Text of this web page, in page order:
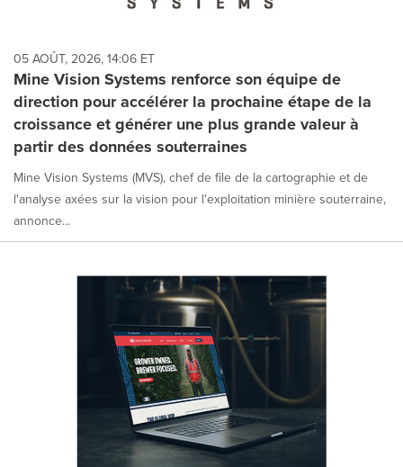
05 AOÛT, 2026, 14:06 ET
Mine Vision Systems renforce son équipe de
direction pour accélérer la prochaine étape de la
croissance et générer une plus grande valeur à
partir des données souterraines
Mine Vision Systems (MVS), chef de file de la cartographie et de
l'analyse axées sur la vision pour l'exploitation minière souterraine,
annonce...